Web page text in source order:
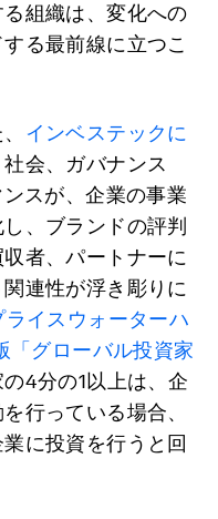
組織は、変化への
る最前線に立つこ
インベステックに
会、ガバナンス
ンスが、企業の事業
、ブランドの評判
者、パートナーに
連性が浮き彫りに
ライスウォーターハ
「グローバル投資家
4分の1以上は、企
行っている場合、
に投資を行うと回